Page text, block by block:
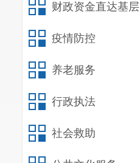
财政资金直达基层
疫情防控
养老服务
行政执法
社会救助